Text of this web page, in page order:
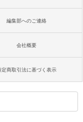
編集部へのご連絡
会社概要
定商取引法に基づく表示